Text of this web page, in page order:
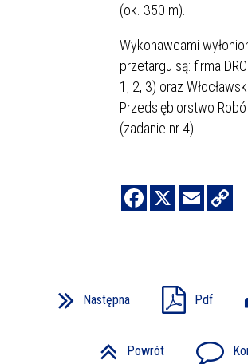
(ok. 350 m).
Wykonawcami
przetargu są: firma
1, 2, 3) oraz
Przedsiębiorstwo
(zadanie nr 4).
Następna Pdf
Powrót